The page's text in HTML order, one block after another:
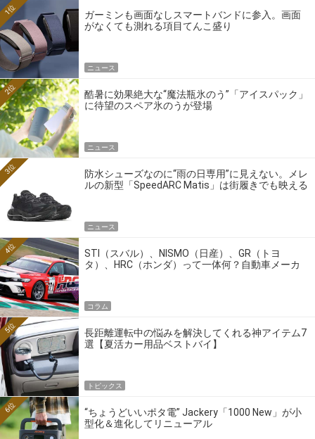
ガーミンも画面なしスマートバンドに参入。画面
がなくても測れる項目てんこ盛り
1位
ニュース
酷暑に効果絶大な“魔法瓶氷のう”「アイスパック」
に待望のスペア氷のうが登場
2位
ニュース
防水シューズなのに“雨の日専用”に見えない。メレ
ルの新型「SpeedARC Matis」は街履きでも映える
3位
ニュース
STI（スバル）、NISMO（日産）、GR（トヨ
タ）、HRC（ホンダ）って一体何？自動車メーカ
4位
コラム
長距離運転中の悩みを解決してくれる神アイテム7
選【夏活カー用品ベストバイ】
5位
トピックス
“ちょうどいいポタ電” Jackery「1000 New」が小
型化＆進化してリニューアル
6位